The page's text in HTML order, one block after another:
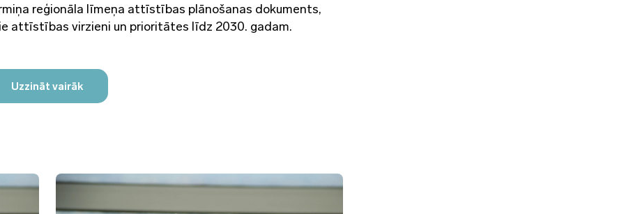
reģionāla līmeņa attīstības plānošanas dokuments,
attīstības virzieni un prioritātes līdz 2030. gadam.
Uzzināt vairāk